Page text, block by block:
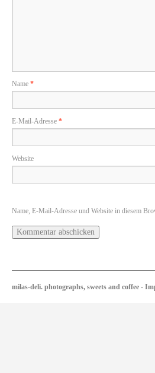
Name *
E-Mail-Adresse *
Website
Name, E-Mail-Adresse und Website in diesem
milas-deli. photographs, sweets and coffee -